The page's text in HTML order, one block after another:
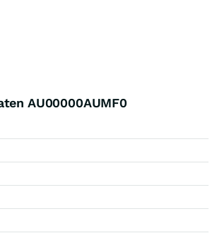
AU00000AUMF0